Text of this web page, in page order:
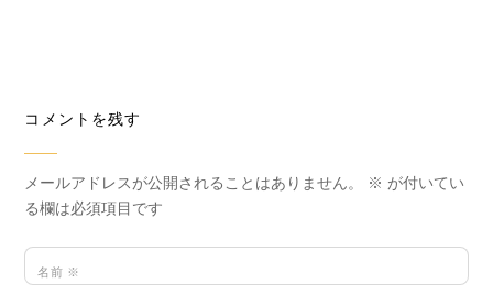
コメントを残す
メールアドレスが公開されることはありません。 ※ が付いてい
る欄は必須項目です
名前 ※